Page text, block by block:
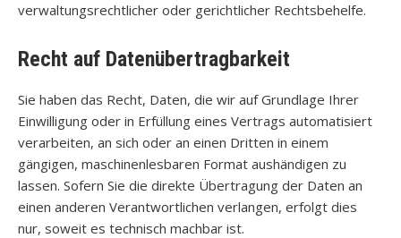
verwaltungsrechtlicher oder gerichtlicher Rechtsbehelfe.
Recht auf Datenübertragbarkeit
Sie haben das Recht, Daten, die wir auf Grundlage Ihrer
Einwilligung oder in Erfüllung eines Vertrags automatisiert
verarbeiten, an sich oder an einen Dritten in einem
gängigen, maschinenlesbaren Format aushändigen zu
lassen. Sofern Sie die direkte Übertragung der Daten an
einen anderen Verantwortlichen verlangen, erfolgt dies
nur, soweit es technisch machbar ist.